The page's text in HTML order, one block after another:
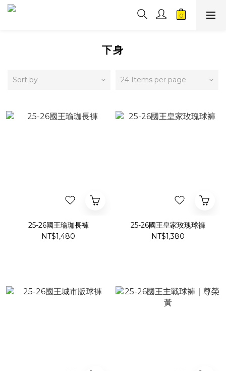
下身
Sort by 24 Items per page
25-26國王瑜珈長褲
NT$1,480
25-26國王皇家玫瑰球褲
NT$1,380